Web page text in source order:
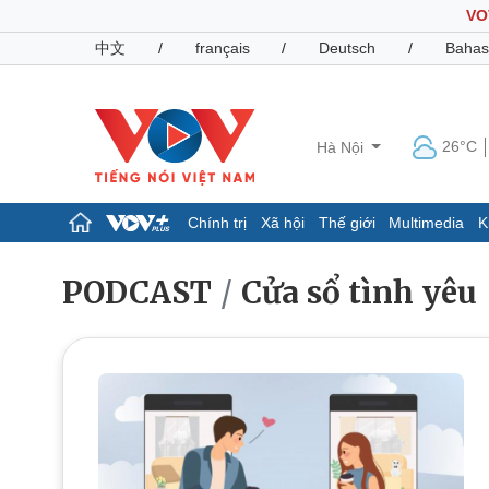
中文
/ français / Deutsch /
Hà Nội 26°C
Chính trị Xã hội Thế giới Multimedia
Đảng
Quốc hội
Tin 24h
Giáo dục
Biển đảo
Pháp luật
Quân sự - Quốc phòng
Vũ khí
PODCAST Cửa sổ tình yêu